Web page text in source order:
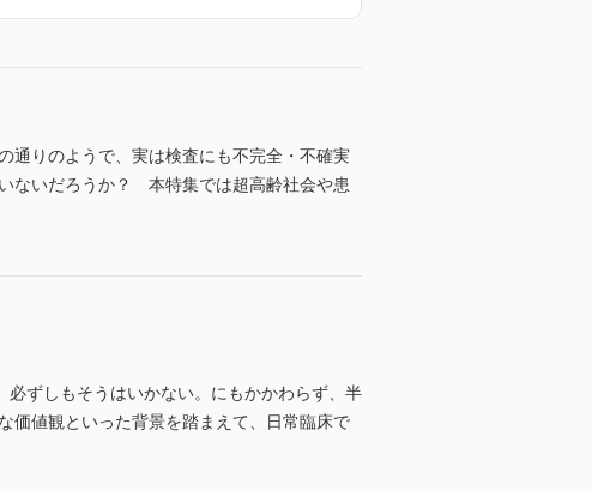
通りのようで、実は検査にも不完全・不確実
ないだろうか？ 本特集では超高齢社会や患
必ずしもそうはいかない。にもかかわらず、半
値観といった背景を踏まえて、日常臨床で